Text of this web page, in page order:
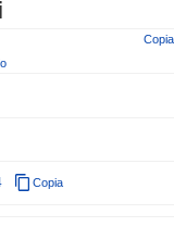
Copia
Copia